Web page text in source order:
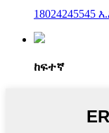
18024245545
ከፍተኛ